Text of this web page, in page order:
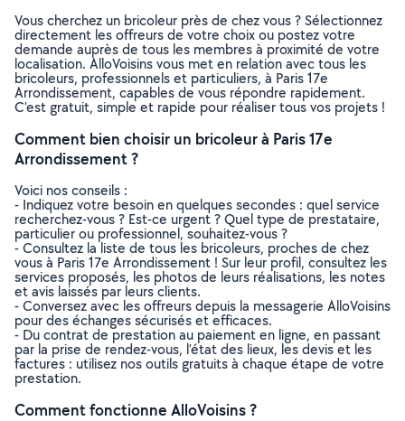
Vous cherchez un bricoleur près de chez vous ? Sélectionnez
directement les offreurs de votre choix ou postez votre
demande auprès de tous les membres à proximité de votre
localisation. AlloVoisins vous met en relation avec tous les
bricoleurs, professionnels et particuliers, à Paris 17e
Arrondissement, capables de vous répondre rapidement.
C’est gratuit, simple et rapide pour réaliser tous vos projets !
Comment bien choisir un bricoleur à Paris 17e
Arrondissement ?
Voici nos conseils :
- Indiquez votre besoin en quelques secondes : quel service
recherchez-vous ? Est-ce urgent ? Quel type de prestataire,
particulier ou professionnel, souhaitez-vous ?
- Consultez la liste de tous les bricoleurs, proches de chez
vous à Paris 17e Arrondissement ! Sur leur profil, consultez les
services proposés, les photos de leurs réalisations, les notes
et avis laissés par leurs clients.
- Conversez avec les offreurs depuis la messagerie AlloVoisins
pour des échanges sécurisés et efficaces.
- Du contrat de prestation au paiement en ligne, en passant
par la prise de rendez-vous, l’état des lieux, les devis et les
factures : utilisez nos outils gratuits à chaque étape de votre
prestation.
Comment fonctionne AlloVoisins ?